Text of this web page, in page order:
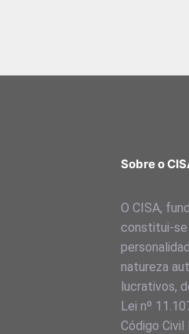
Sobre o
O CISA,
constitui-se
natureza
lucrativos,
Lei nº
Código